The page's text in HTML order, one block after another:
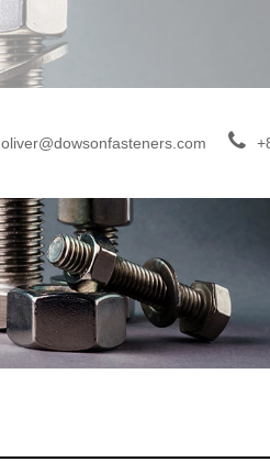
oliver@dowsonfasteners.com